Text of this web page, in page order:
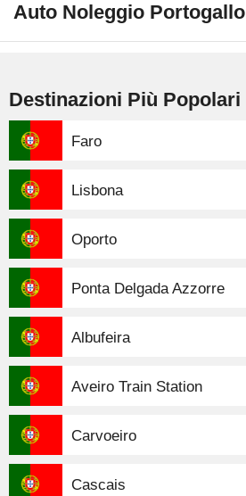
Auto Noleggio Portogallo
Destinazioni Più Popolari
Faro
Lisbona
Oporto
Ponta Delgada Azzorre
Albufeira
Aveiro Train Station
Carvoeiro
Cascais